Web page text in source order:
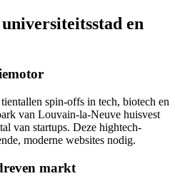
en
spin-offs in tech, biotech en
van Louvain-la-Neuve huisvest
van startups. Deze hightech-
moderne websites nodig.
markt